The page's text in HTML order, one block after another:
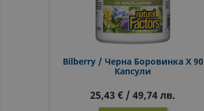
Bilberry / Черна Боровинка X 90
Капсули
25,43 € / 49,74 лв.